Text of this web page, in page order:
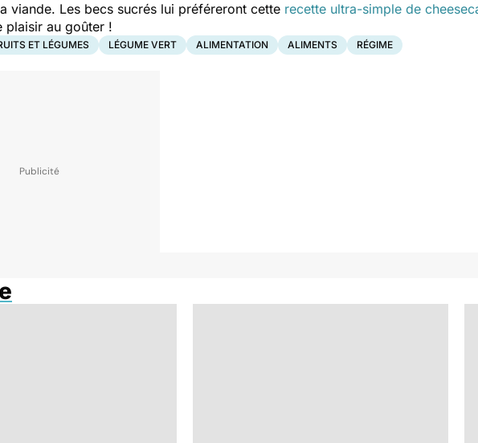
viande. Les becs sucrés lui préféreront cette recette ultra-simple de
plaisir au goûter !
ET LÉGUMES LÉGUME VERT ALIMENTATION ALIMENTS RÉGIME